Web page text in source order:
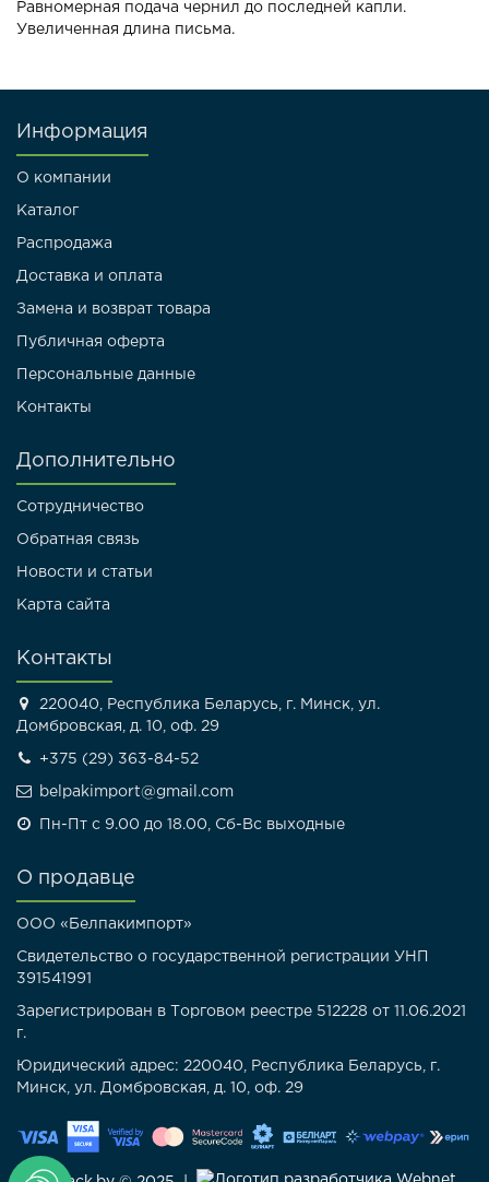
Равномерная подача чернил до последней капли.
Увеличенная длина письма.
Информация
О компании
Каталог
Распродажа
Доставка и оплата
Замена и возврат товара
Публичная оферта
Персональные данные
Контакты
Дополнительно
Сотрудничество
Обратная связь
Новости и статьи
Карта сайта
Контакты
220040, Республика Беларусь, г. Минск, ул.
Домбровская, д. 10, оф. 29
+375 (29) 363-84-52
belpakimport@gmail.com
Пн-Пт с 9.00 до 18.00, Сб-Вс выходные
О продавце
ООО «Белпакимпорт»
Свидетельство о государственной регистрации УНП
391541991
Зарегистрирован в Торговом реестре 512228 от 11.06.2021
г.
Юридический адрес: 220040, Республика Беларусь, г.
Минск, ул. Домбровская, д. 10, оф. 29